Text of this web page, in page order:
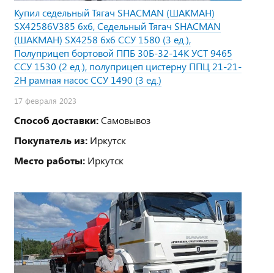
Купил седельный Тягач SHACMAN (ШАКМАН)
SX42586V385 6х6, Седельный Тягач SHACMAN
(ШАКМАН) SX4258 6х6 ССУ 1580 (3 ед.),
Полуприцеп бортовой ППБ 30Б-32-14К УСТ 9465
ССУ 1530 (2 ед.), полуприцеп цистерну ППЦ 21-21-
2Н рамная насос ССУ 1490 (3 ед.)
17 февраля 2023
Способ доставки:Самовывоз
Покупатель из: Иркутск
Место работы: Иркутск